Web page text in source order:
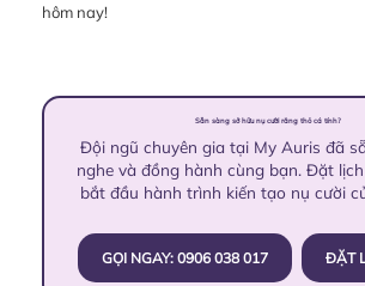
hôm nay!
Sẵn sàng sở hữu nụ cười răng thỏ cá tính?
Đội ngũ chuyên gia tại My Auris đã
nghe và đồng hành cùng bạn. Đặt
bắt đầu hành trình kiến tạo nụ cười
GỌI NGAY: 0906 038 017 ĐẶT